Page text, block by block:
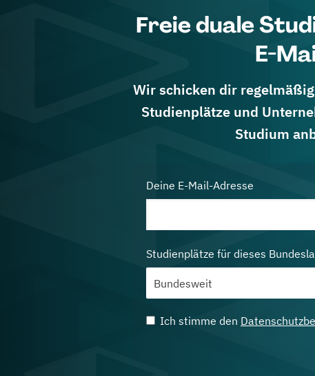
Freie duale
E-
Wir schicken dir
Studienplätze und
Studium
Deine E-Mail-Adresse
Studienplätze für dieses
Ich stimme den